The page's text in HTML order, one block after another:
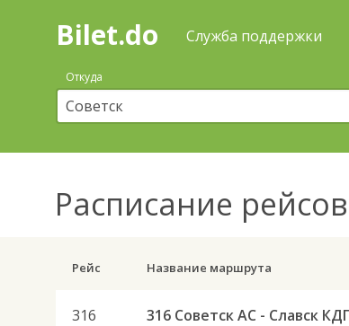
Поиск
покупка
билетов
автобус
онлайн
Bilet.do Служба поддержки
Откуда
Расписание рейсов
Рейс Название маршрута
316 316 Советск АС - Славск